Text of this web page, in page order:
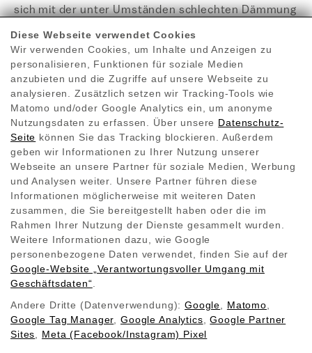
Diese Webseite verwendet Cookies
Wir verwenden Cookies, um Inhalte und Anzeigen zu
personalisieren, Funktionen für soziale Medien
anzubieten und die Zugriffe auf unsere Webseite zu
analysieren. Zusätzlich setzen wir Tracking-Tools wie
Matomo und/oder Google Analytics ein, um anonyme
Nutzungsdaten zu erfassen. Über unsere Datenschutz-
Seite können Sie das Tracking blockieren. Außerdem
geben wir Informationen zu Ihrer Nutzung unserer
Webseite an unsere Partner für soziale Medien, Werbung
und Analysen weiter. Unsere Partner führen diese
Informationen möglicherweise mit weiteren Daten
zusammen, die Sie bereitgestellt haben oder die im
Rahmen Ihrer Nutzung der Dienste gesammelt wurden.
Weitere Informationen dazu, wie Google
personenbezogene Daten verwendet, finden Sie auf der
Google‑Website „Verantwortungsvoller Umgang mit
Geschäftsdaten“
Andere Dritte (Datenverwendung):Google Matomo
Google Tag Manager ,Google Analytics ,Google Partner
Sites
Meta (Facebook/Instagram) Pixel
sich mit der unter Umständen schlechten Dämmung
kommen in solchen Fällen vor allem punktuell zum
Einsatz, beispielsweise als Strahler im Bad- und
Duschbereich.
Heizkonzept in die Sanierung einplanen
Wenn es schließlich doch an die Sanierung eines
Altbaus geht, dann sollte möglichst von Anfang an
ein ganzheitliches Heizkonzept eingeplant werden.
Ein Infrarot-Heizberater ermittelt die Möglichkeiten
einer ökologisch nachhaltigen und kostensparenden
Lösung. Durch das Eliminieren von unnötigen
Wärmeaustritten und Feuchtigkeitseintritten kann
eine Redwell Infrarotheizung höchste
Räumlichkeiten. Durch die Erwärmung von
Gegenständen und Wänden entsteht nicht nur ein
deutlich angenehmeres, ganzheitliches und länger